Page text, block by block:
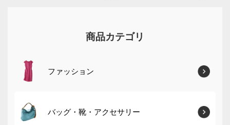
商品カテゴリ
ファッション
バッグ・靴・アクセサリー